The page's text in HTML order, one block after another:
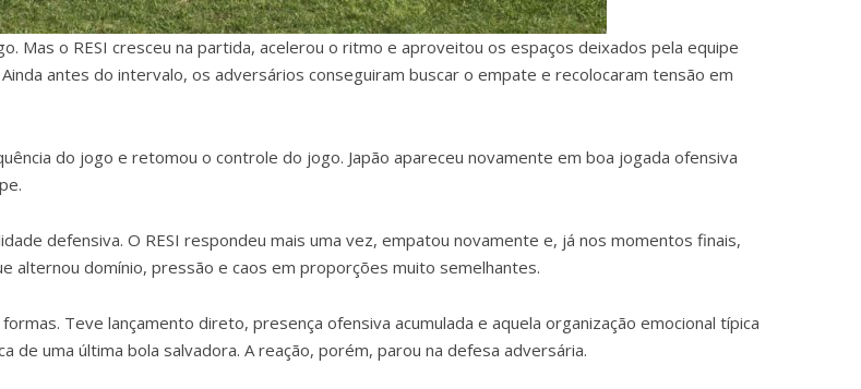
Mas o RESI cresceu na partida, acelerou o ritmo e aproveitou os espaços deixados pela equipe
antes do intervalo, os adversários conseguiram buscar o empate e recolocaram tensão em
do jogo e retomou o controle do jogo. Japão apareceu novamente em boa jogada ofensiva
defensiva. O RESI respondeu mais uma vez, empatou novamente e, já nos momentos finais,
alternou domínio, pressão e caos em proporções muito semelhantes.
Teve lançamento direto, presença ofensiva acumulada e aquela organização emocional típica
uma última bola salvadora. A reação, porém, parou na defesa adversária.